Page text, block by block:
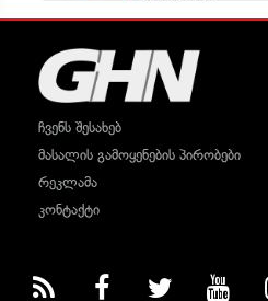
ჩვენს შესახებ
მასალის გამოყენების პირობები
რეკლამა
კონტაქტი